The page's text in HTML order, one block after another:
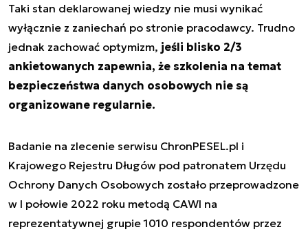
Taki stan deklarowanej wiedzy nie musi wynikać
wyłącznie z zaniechań po stronie pracodawcy. Trudno
jednak zachować optymizm, jeśli blisko 2/3
ankietowanych zapewnia, że szkolenia na temat
bezpieczeństwa danych osobowych nie są
organizowane regularnie.
Badanie na zlecenie serwisu ChronPESEL.pl i
Krajowego Rejestru Długów pod patronatem Urzędu
Ochrony Danych Osobowych zostało przeprowadzone
w I połowie 2022 roku metodą CAWI na
reprezentatywnej grupie 1010 respondentów przez